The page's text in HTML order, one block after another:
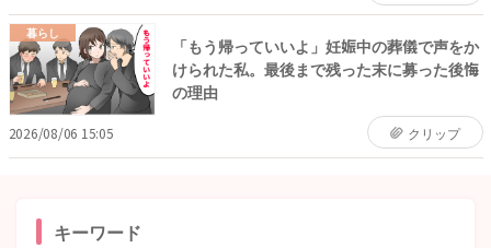
暮らし
「もう帰っていいよ」妊娠中の葬儀で声をか
けられた私。最後まで残った末に募った後悔
の理由
2026/08/06 15:05 クリップ
キーワード